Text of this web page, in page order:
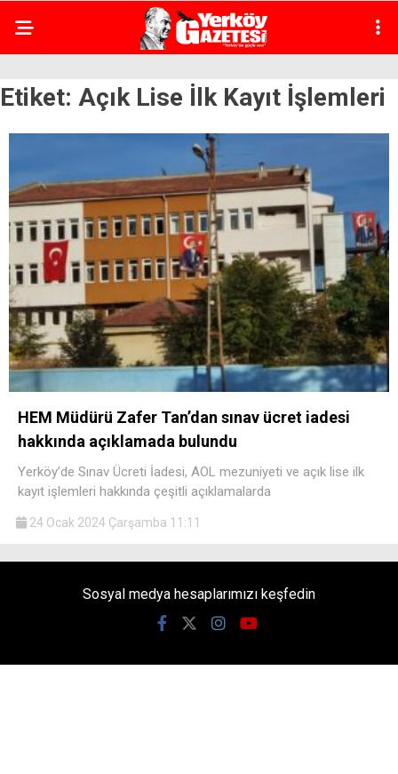
Etiket: Açık Lise İlk Kayıt İşlemleri
HEM Müdürü Zafer Tan’dan sınav ücret iadesi
hakkında açıklamada bulundu
Yerköy’de Sınav Ücreti İadesi, AOL mezuniyeti ve açık lise ilk
kayıt işlemleri hakkında çeşitli açıklamalarda
24 Ocak 2024 Çarşamba 11:11
Sosyal medya hesaplarımızı keşfedin